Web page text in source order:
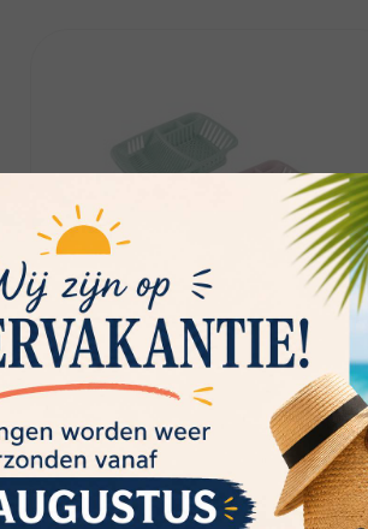
Hega
Bali Afdruiprek Met Plateau 3ass